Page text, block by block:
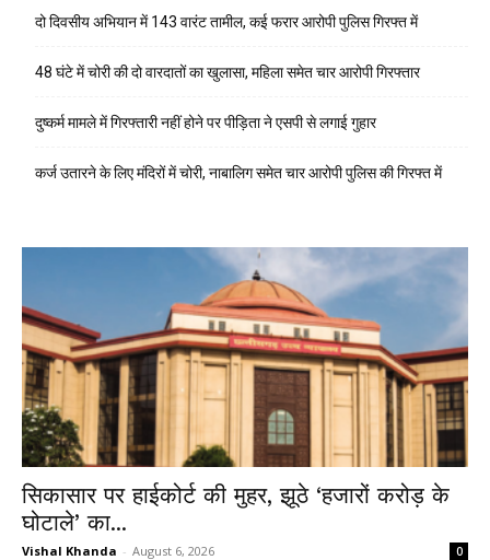
दो दिवसीय अभियान में 143 वारंट तामील, कई फरार आरोपी पुलिस गिरफ्त में
48 घंटे में चोरी की दो वारदातों का खुलासा, महिला समेत चार आरोपी गिरफ्तार
दुष्कर्म मामले में गिरफ्तारी नहीं होने पर पीड़िता ने एसपी से लगाई गुहार
कर्ज उतारने के लिए मंदिरों में चोरी, नाबालिग समेत चार आरोपी पुलिस की गिरफ्त में
सिकासार पर हाईकोर्ट की मुहर, झूठे ‘हजारों करोड़ के
घोटाले’ का...
Vishal Khanda - August 6, 2026 0